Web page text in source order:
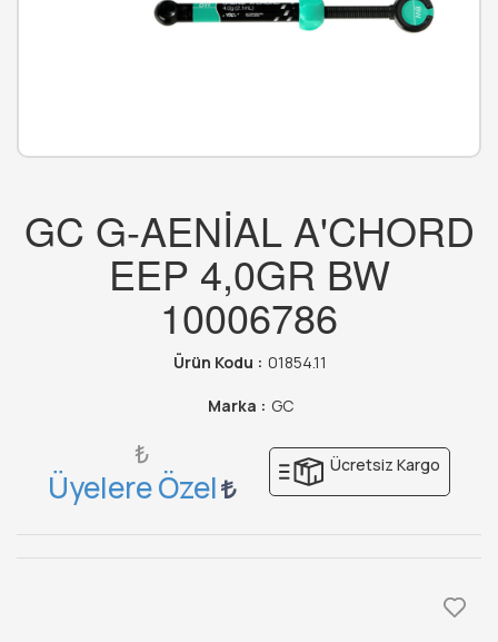
GC G-AENİAL A'CHORD
EEP 4,0GR BW
10006786
Ürün Kodu : 01854.11
Marka : GC
₺
Üyelere Özel
Ücretsiz Kargo